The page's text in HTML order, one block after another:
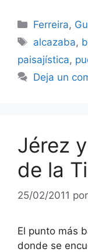
Categorías
Ferreira,
Etiquetas
alcazaba,
paisajística,
Deja un
Jérez
de la
25/02/2011 por
El punto más
donde se